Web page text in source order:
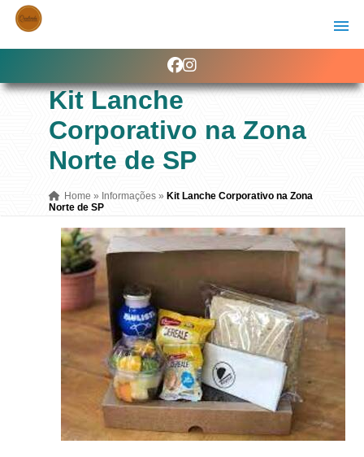
Kit Lanche
Corporativo na Zona
Norte de SP
Home » Informações » Kit Lanche Corporativo na Zona
Norte de SP